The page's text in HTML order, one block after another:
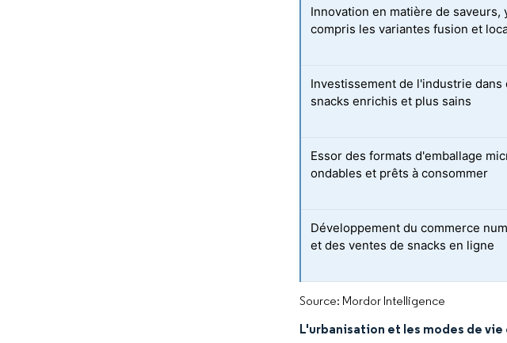
Innovation en matière de saveurs,
compris les variantes fusion et
Investissement de l'industrie dans
snacks enrichis et plus sains
Essor des formats d'emballage
ondables et prêts à consommer
Développement du commerce
et des ventes de snacks en ligne
Source: Mordor Intelligence
L'urbanisation et les modes de